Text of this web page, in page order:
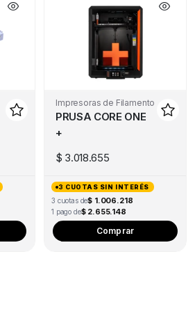
Impresoras de Filamento
PRUSA CORE ONE
+
$ 3.018.655
3 CUOTAS SIN INTERÉS
3 cuotas de$ 1.006.218
1 pago de$ 2.655.148
Comprar